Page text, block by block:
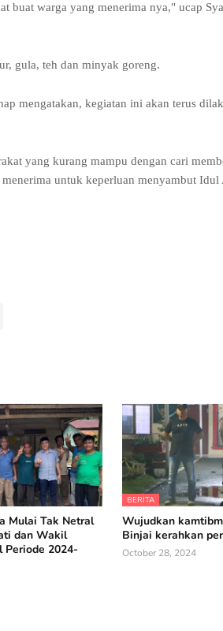
buat warga yang menerima nya," ucap
gula, teh dan minyak goreng.
mengatakan, kegiatan ini akan terus
yang kurang mampu dengan cari
untuk keperluan menyambut Idul
Mulai Tak Netral
dan Wakil
Periode 2024-
BERITA
Wujudkan
Binjai kerahkan
October 28, 2024